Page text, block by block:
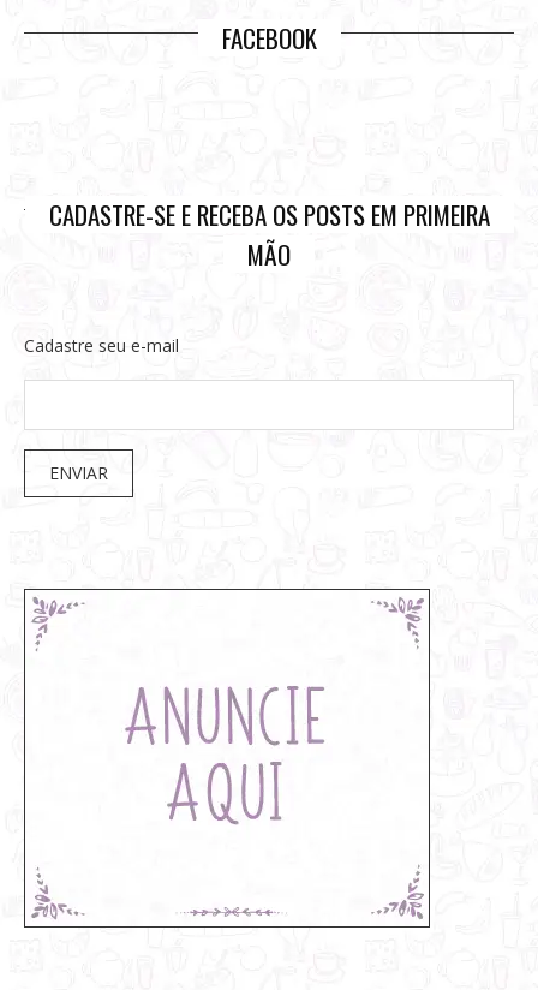
FACEBOOK
CADASTRE-SE E RECEBA OS POSTS EM PRIMEIRA
MÃO
Cadastre seu e-mail